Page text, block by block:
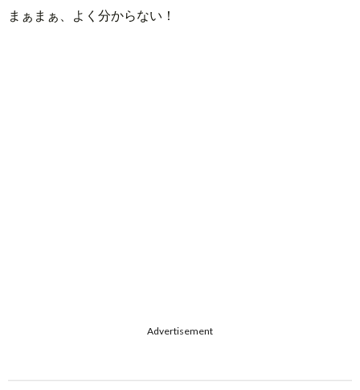
まぁまぁ、よく分からない！
Advertisement